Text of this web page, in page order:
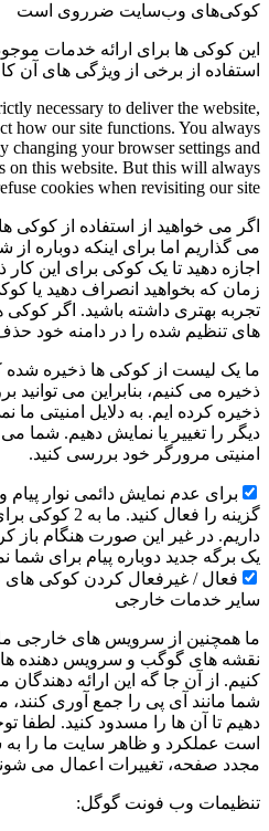
کوکی‌های وب‌سایت ضرروی است
این کوکی ها برای ارائه خدمات
استفاده از برخی از ویژگی های آن
necessary to deliver the website,
how our site functions. You always
changing your browser settings and
on this website. But this will always
cookies when revisiting our site.
اگر می خواهید از استفاده از کوکی
می گذاریم اما برای اینکه دوباره
اجازه دهید تا یک کوکی برای این کار
زمان که بخواهید انصراف دهید یا
تجربه بهتری داشته باشید. اگر کوکی
های تنظیم شده را در دامنه خود
ما یک لیست از کوکی ها ذخیره شده
ذخیره می کنیم، بنابراین می توانید
ذخیره کرده ایم. به دلایل امنیتی ما
دیگر را تغییر یا نمایش دهیم. شما می
امنیتی مرورگر خود بررسی کنید.
برای عدم نمایش دائمی نوار
گزینه را فعال
داریم. در غیر این صورت هنگام باز
یک برگه جدید دوباره پیام برای شما
فعال / غیرفعال کردن کوکی
سایر خدمات خارجی
ما همچنین از سرویس های خارجی
نقشه های گوگب و سرویس دهنده
کنیم. از آن جا گه این ارائه
شما مانند آی پی را جمع آوری کنند،
دهیم تا آن ها را مسدود کنید. لطفا
است عملکرد و ظاهر سایت ما را
مجدد صفحه، تغییرات اعمال می
تنظیمات وب فونت گوگل: